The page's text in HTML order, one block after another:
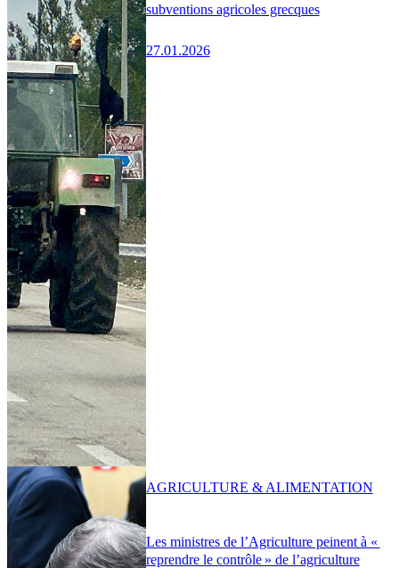
subventions agricoles grecques
27.01.2026
Les ministres de l’Agriculture peinent à «
reprendre le contrôle » de l’agriculture
AGRICULTURE & ALIMENTATION